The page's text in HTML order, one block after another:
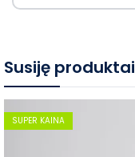
Susiję produktai
SUPER KAINA